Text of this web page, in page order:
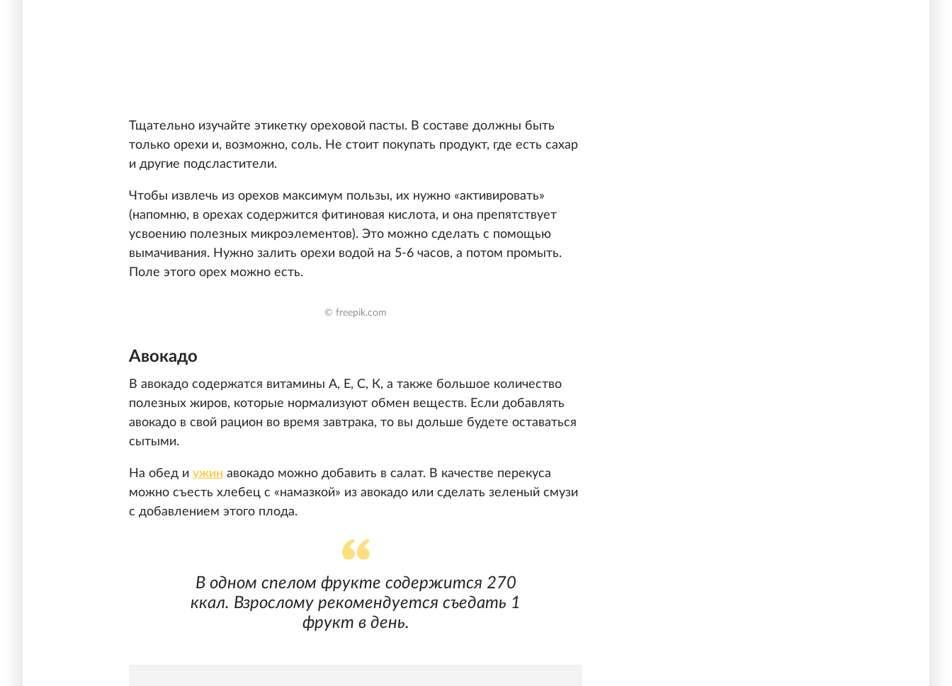
Тщательно изучайте этикетку ореховой пасты. В составе должны быть
только орехи и, возможно, соль. Не стоит покупать продукт, где есть сахар
и другие подсластители.
Чтобы извлечь из орехов максимум пользы, их нужно «активировать»
(напомню, в орехах содержится фитиновая кислота, и она препятствует
усвоению полезных микроэлементов). Это можно сделать с помощью
вымачивания. Нужно залить орехи водой на 5-6 часов, а потом промыть.
Поле этого орех можно есть.
© freepik.com
Авокадо
В авокадо содержатся витамины А, Е, С, К, а также большое количество
полезных жиров, которые нормализуют обмен веществ. Если добавлять
авокадо в свой рацион во время завтрака, то вы дольше будете оставаться
сытыми.
На обед и ужин авокадо можно добавить в салат. В качестве перекуса
можно съесть хлебец с «намазкой» из авокадо или сделать зеленый смузи
с добавлением этого плода.
В одном спелом фрукте содержится 270
ккал. Взрослому рекомендуется съедать 1
фрукт в день.